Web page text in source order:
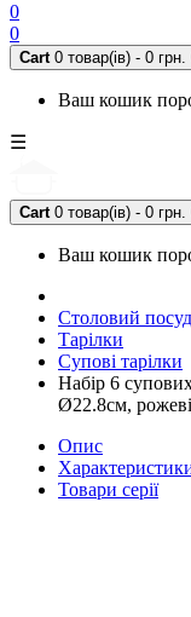
0
0
Cart 0 товар(ів) - 0 грн.
Ваш кошик
☰
Cart 0 товар(ів) - 0 грн.
Ваш кошик
Столовий
Тарілки
Супові тарілки
Набір 6
Ø22.8см, рожеві
Опис
Товари серії